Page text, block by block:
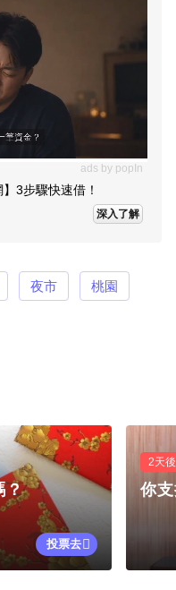
ads by popIn
3步驟快速借！
深入了解
夜市 桃園
？
投票去
2天
你